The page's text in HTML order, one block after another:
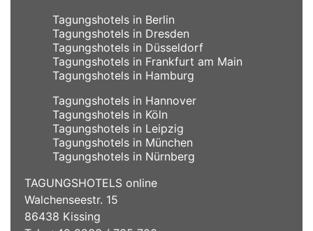
Tagungshotels in Berlin
Tagungshotels in Dresden
Tagungshotels in Düsseldorf
Tagungshotels in Frankfurt am Main
Tagungshotels in Hamburg
Tagungshotels in Hannover
Tagungshotels in Köln
Tagungshotels in Leipzig
Tagungshotels in München
Tagungshotels in Nürnberg
TAGUNGSHOTELS online
Walchenseestr. 15
86438 Kissing